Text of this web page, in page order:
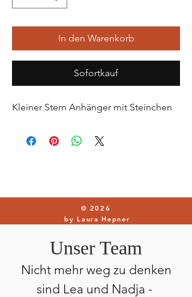
In den Warenkorb
Sofortkauf
Kleiner Stern Anhänger mit Steinchen
© 2026
by Laura Hepner
Unser Team
Nicht mehr weg zu denken
sind Lea und Nadja -